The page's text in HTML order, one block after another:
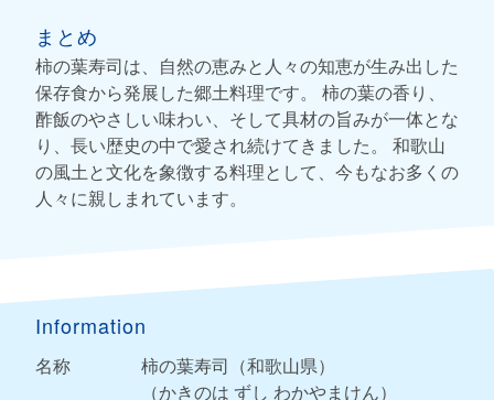
まとめ
柿の葉寿司は、自然の恵みと人々の知恵が生み出した
保存食から発展した郷土料理です。 柿の葉の香り、
酢飯のやさしい味わい、そして具材の旨みが一体とな
り、長い歴史の中で愛され続けてきました。 和歌山
の風土と文化を象徴する料理として、今もなお多くの
人々に親しまれています。
Information
名称
柿の葉寿司（和歌山県）
（かきのは ずし わかやまけん）